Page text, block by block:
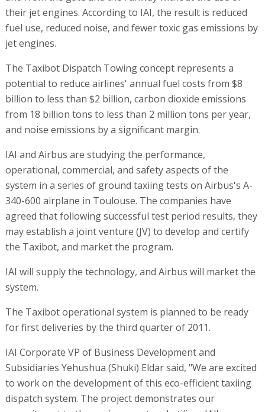
their jet engines. According to IAI, the result is reduced
fuel use, reduced noise, and fewer toxic gas emissions by
jet engines.
The Taxibot Dispatch Towing concept represents a
potential to reduce airlines' annual fuel costs from $8
billion to less than $2 billion, carbon dioxide emissions
from 18 billion tons to less than 2 million tons per year,
and noise emissions by a significant margin.
IAI and Airbus are studying the performance,
operational, commercial, and safety aspects of the
system in a series of ground taxiing tests on Airbus's A-
340-600 airplane in Toulouse. The companies have
agreed that following successful test period results, they
may establish a joint venture (JV) to develop and certify
the Taxibot, and market the program.
IAI will supply the technology, and Airbus will market the
system.
The Taxibot operational system is planned to be ready
for first deliveries by the third quarter of 2011.
IAI Corporate VP of Business Development and
Subsidiaries Yehushua (Shuki) Eldar said, "We are excited
to work on the development of this eco-efficient taxiing
dispatch system. The project demonstrates our